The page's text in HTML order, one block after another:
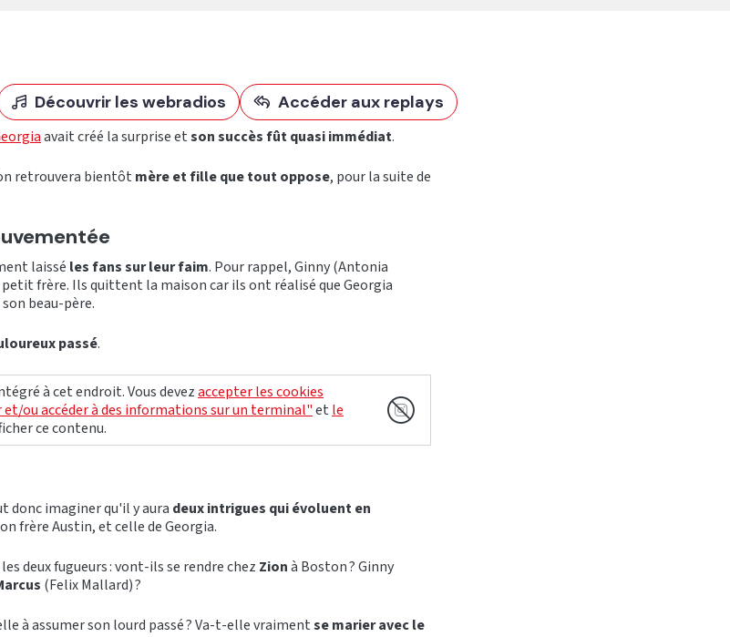
Découvrir les webradios Accéder aux replays
avait créé la surprise etson succès fût quasi immédiat.
retrouvera bientôt mère et fille que tout oppose, pour la suite de
laissé les fans sur leur faim. Pour rappel, Ginny (Antonia
petit frère. Ils quittent la maison car ils ont réalisé que Georgia
beau-père.
passé.
à cet endroit. Vous devezaccepter les cookies
et/ou accéder à des informations sur un terminal"et le
ce contenu.
donc imaginer qu'il y aura deux intrigues qui évoluent en
frère Austin, et celle de Georgia.
deux fugueurs : vont-ils se rendre chez Zionà Boston ? Ginny
(Felix Mallard) ?
à assumer son lourd passé ? Va-t-elle vraimentse marier avec le